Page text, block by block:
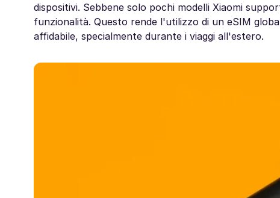
dispositivi. Sebbene solo pochi modelli Xiaomi
funzionalità. Questo rende l'utilizzo di un eSIM
affidabile, specialmente durante i viaggi all'estero.